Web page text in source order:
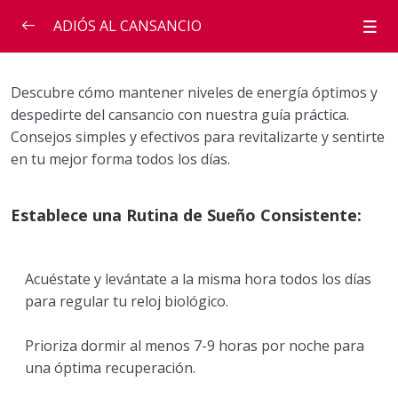
1. Establece una Rutina de Sueño Consistente:
2. Alimentación Balanceada y Hidratación
5. Suplementos Naturales y Descanso Activo
TESTIMONIOS
ADIÓS AL CANSANCIO
Descubre cómo mantener niveles de energía óptimos y
despedirte del cansancio con nuestra guía práctica.
Consejos simples y efectivos para revitalizarte y sentirte
en tu mejor forma todos los días.
Establece una Rutina de Sueño Consistente:
Acuéstate y levántate a la misma hora todos los días
para regular tu reloj biológico.
Prioriza dormir al menos 7-9 horas por noche para
una óptima recuperación.